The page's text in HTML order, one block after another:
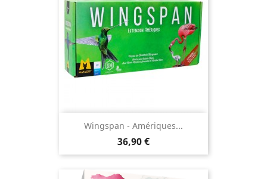
Wingspan - Amériques...
Prix
36,90 €